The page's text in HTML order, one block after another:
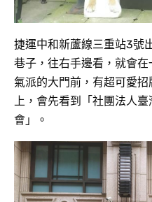
捷運中和新蘆線三重站3號
巷子，往右手邊看，就會在
氣派的大門前，有超可愛
上，會先看到「社團法人
會」。